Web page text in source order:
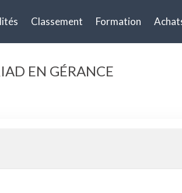
Classement Formation
EN GÉRANCE